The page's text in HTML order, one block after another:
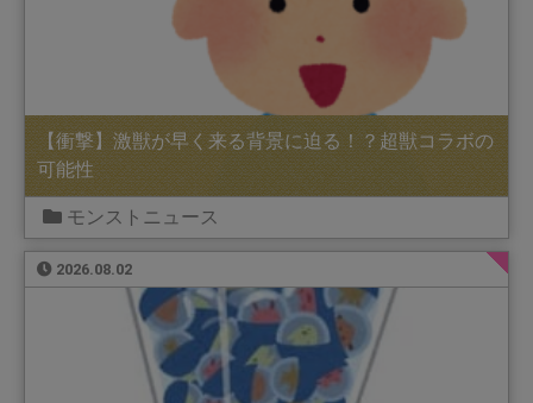
【衝撃】激獣が早く来る背景に迫る！？超獣コラボの
可能性
モンストニュース
2026.08.02